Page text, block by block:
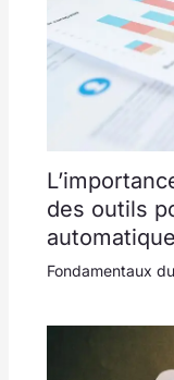
des outils
Fondamentaux